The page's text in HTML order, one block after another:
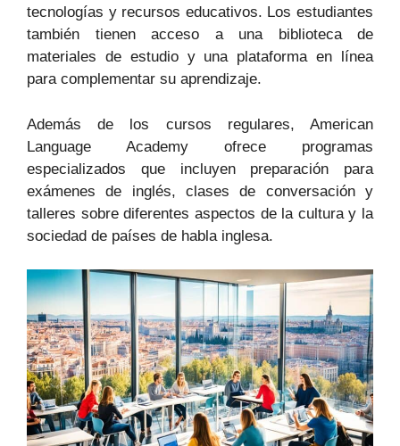
tecnologías y recursos educativos. Los estudiantes
también tienen acceso a una biblioteca de
materiales de estudio y una plataforma en línea
para complementar su aprendizaje.
Además de los cursos regulares, American
Language Academy ofrece programas
especializados que incluyen preparación para
exámenes de inglés, clases de conversación y
talleres sobre diferentes aspectos de la cultura y la
sociedad de países de habla inglesa.